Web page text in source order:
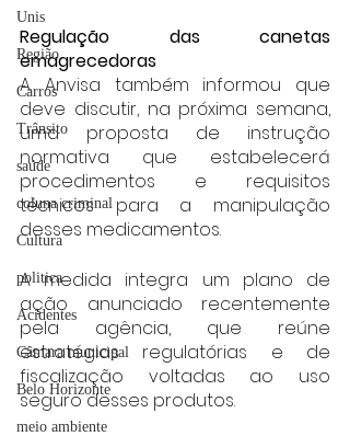
Unis
Região
Carros
Trânsito
saúde
coluna criminal
Cultura
politica
Acidentes
Câmara municipal
Belo Horizonte
meio ambiente
Regulação das canetas
emagrecedoras
A Anvisa também informou que
deve discutir, na próxima semana,
uma proposta de instrução
normativa que estabelecerá
procedimentos e requisitos
técnicos para a manipulação
desses medicamentos.
A medida integra um plano de
ação anunciado recentemente
pela agência, que reúne
estratégias regulatórias e de
fiscalização voltadas ao uso
seguro desses produtos.